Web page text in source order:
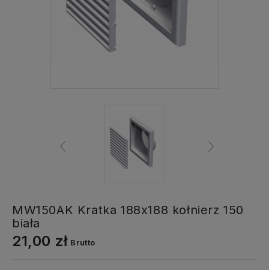
MW150AK Kratka 188x188 kołnierz 150
biała
21,00 zł Brutto